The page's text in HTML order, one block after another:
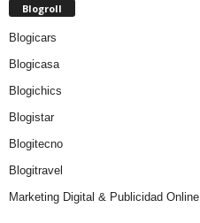
Blogroll
Blogicars
Blogicasa
Blogichics
Blogistar
Blogitecno
Blogitravel
Marketing Digital & Publicidad Online